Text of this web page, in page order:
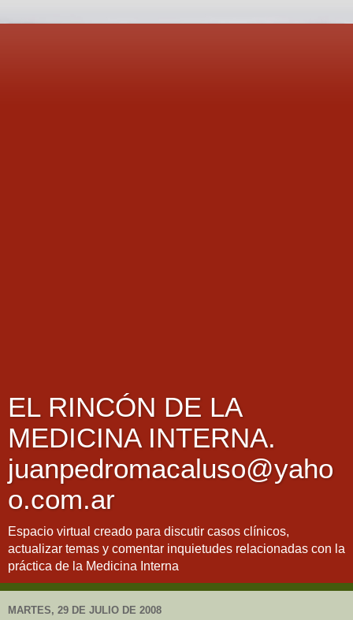
EL RINCÓN DE LA
MEDICINA INTERNA.
juanpedromacaluso@yaho
o.com.ar
Espacio virtual creado para discutir casos clínicos,
actualizar temas y comentar inquietudes relacionadas con la
práctica de la Medicina Interna
MARTES, 29 DE JULIO DE 2008